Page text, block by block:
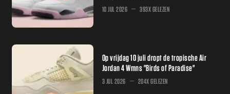
10 JUL 2026 393X GELEZEN
Op vrijdag 10 juli dropt de tropische Air
Jordan 4 Wmns "Birds of Paradise"
3 JUL 2026 204X GELEZEN